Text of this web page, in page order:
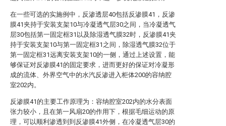
在一些可选的实施例中，反渗透层40包括反渗膜41，反渗
膜41夹持于安装支架10与冷凝透气层30之间，当冷凝透气
层30包括第一固定框31以及除湿透气膜32时，反渗膜41夹
持于安装支架10与第一固定框31之间，除湿透气膜32位于
第一固定框31远离安装支架10的一侧，通过上述设置，能
够保证对反渗膜41的固定要求，进而更好的保证对冷凝形
成的流体、外界空气中的水汽反渗进入柜体200的容纳腔
室202内。
反渗膜41的主要工作原理为：容纳腔室202内的水分表面
张力较小，且在第一风扇20的作用下，根据毛细运动的原
理，可以顺利渗透到到反渗膜41外侧，在冷凝透气层30的